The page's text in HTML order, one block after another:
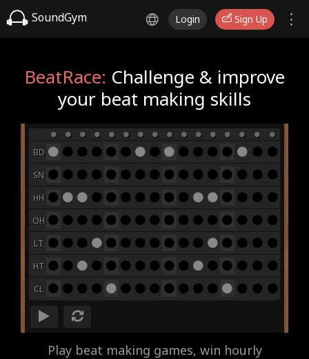
SoundGym Login Sign Up
BeatRace: Challenge & improve
your beat making skills
BD
SN
HH
OH
LT
HT
CL
Play beat making games, win hourly